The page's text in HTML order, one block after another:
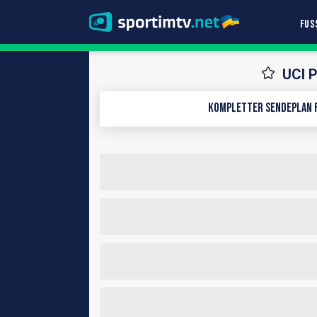
UCI
Kompletter Sendeplan